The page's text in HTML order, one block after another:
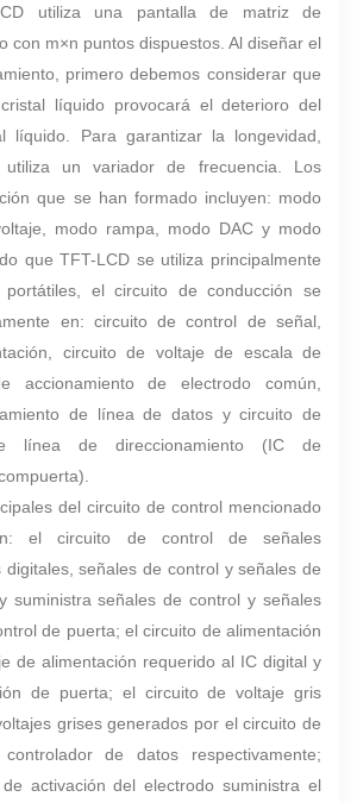
utiliza una pantalla de matriz de
con m×n puntos dispuestos. Al diseñar el
primero debemos considerar que
líquido provocará el deterioro del
líquido. Para garantizar la longevidad,
utiliza un variador de frecuencia. Los
que se han formado incluyen: modo
modo rampa, modo DAC y modo
que TFT-LCD se utiliza principalmente
portátiles, el circuito de conducción se
en: circuito de control de señal,
circuito de voltaje de escala de
accionamiento de electrodo común,
de línea de datos y circuito de
línea de direccionamiento (IC de
del circuito de control mencionado
el circuito de control de señales
digitales, señales de control y señales de
suministra señales de control y señales
de puerta; el circuito de alimentación
de alimentación requerido al IC digital y
de puerta; el circuito de voltaje gris
grises generados por el circuito de
de datos respectivamente;
activación del electrodo suministra el